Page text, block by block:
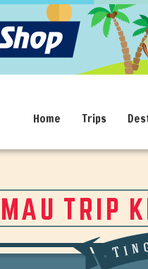
Home Trips